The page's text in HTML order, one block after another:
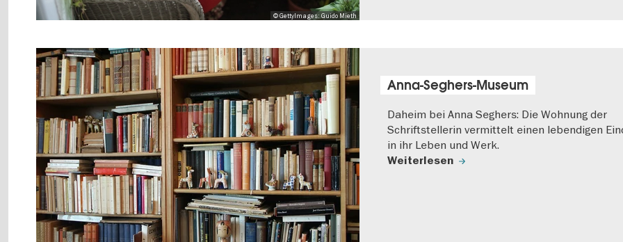
© GettyImages: Guido Mieth
Anna-Seghers-Museum
Daheim bei Anna Seghers: Die Wohnung der
Schriftstellerin vermittelt einen lebendigen
in ihr Leben und Werk.
Weiterlesen